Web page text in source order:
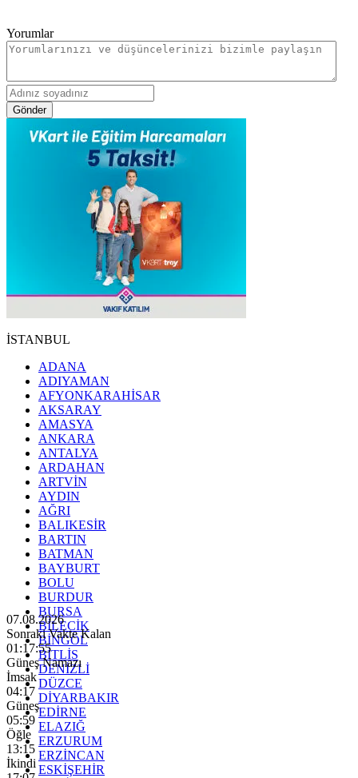
Yorumlar
Gönder
İSTANBUL
ADANA
ADIYAMAN
AFYONKARAHİSAR
AKSARAY
AMASYA
ANKARA
ANTALYA
ARDAHAN
ARTVİN
AYDIN
AĞRI
BALIKESİR
BARTIN
BATMAN
BAYBURT
BOLU
BURDUR
BURSA
BİLECİK
BİNGÖL
BİTLİS
DENİZLİ
DÜZCE
DİYARBAKIR
EDİRNE
ELAZIĞ
ERZURUM
ERZİNCAN
ESKİŞEHİR
07.08.2026
Sonraki Vakte Kalan
01:17:54
Güneş Namazı
İmsak
04:17
Güneş
05:59
Öğle
13:15
İkindi